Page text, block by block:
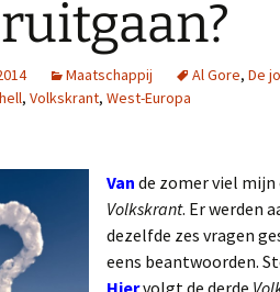
Maatschappij Al Gore, De
, Volkskrant, West-Europa
Van de zomer viel
Volkskrant. Er werden
dezelfde zes vragen
eens beantwoorden.
Hiervolgt de derde